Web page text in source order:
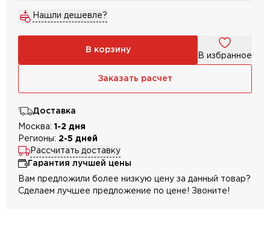
Нашли дешевле?
В корзину
В избранное
Заказать расчет
Доставка
Москва: 1-2 дня
Регионы: 2-5 дней
Рассчитать доставку
Гарантия лучшей цены
Вам предложили более низкую цену за данный товар?
Сделаем лучшее предложение по цене! Звоните!